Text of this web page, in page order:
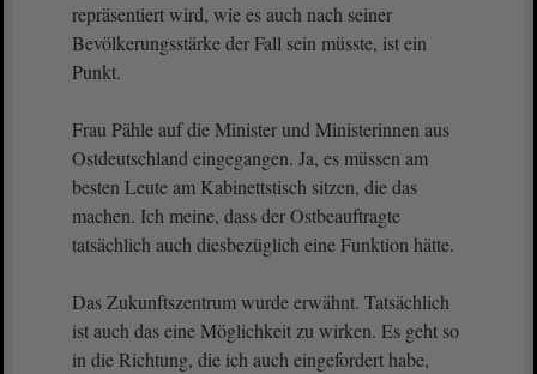
repräsentiert wird, wie es auch nach seiner
Bevölkerungsstärke der Fall sein müsste, ist ein
Punkt.
Frau Pähle auf die Minister und Ministerinnen aus
Ostdeutschland eingegangen. Ja, es müssen am
besten Leute am Kabinettstisch sitzen, die das
machen. Ich meine, dass der Ostbeauftragte
tatsächlich auch diesbezüglich eine Funktion hätte.
Das Zukunftszentrum wurde erwähnt. Tatsächlich
ist auch das eine Möglichkeit zu wirken. Es geht so
in die Richtung, die ich auch eingefordert habe,